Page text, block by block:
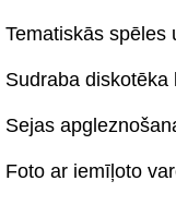
Tematiskās spēles
Sudraba diskotēka
Sejas
Foto ar iemīļoto